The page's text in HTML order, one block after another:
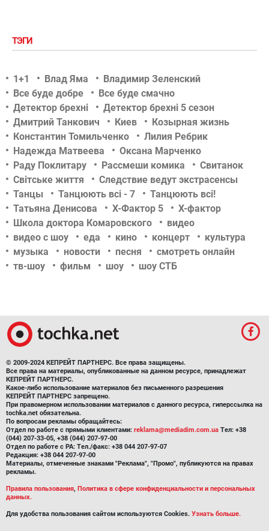
ТЭГИ
1+1 Влад Яма
Владимир Зеленский
Все буде добре
Все буде смачно
Детектор брехні
Детектор брехні 5 сезон
Дмитрий Танкович
Киев
Козырная жизнь
Константин Томильченко
Лилия Ребрик
Надежда Матвеева
Оксана Марченко
Раду Поклитару
Рассмеши комика
Свитанок
Світське життя
Следствие ведут экстрасенсы
Танцы
Танцюють всі - 7
Танцюють всі!
Татьяна Денисова
Х-Фактор 5
Х-фактор
Школа доктора Комаровского
видео
видео с шоу
еда кино концерт
культура
музыка
новости песня
смотреть онлайн
тв-шоу
фильм шоу шоу СТБ
© 2009-2024 КЕПРЕЙТ ПАРТНЕРС. Все права защищены.
Все права на материалы, опубликованные на данном ресурсе, принадлежат
КЕПРЕЙТ ПАРТНЕРС.
Какое-либо использование материалов без письменного разрешения
КЕПРЕЙТ ПАРТНЕРС запрещено.
При правомерном использовании материалов с данного ресурса, гиперссылка на
tochka.net обязательна.
По вопросам рекламы обращайтесь:
Отдел по работе с прямыми клиентами: reklama@mediadim.com.ua Тел: +38
(044) 207-33-05, +38 (044) 207-97-00
Отдел по работе с РА: Тел./факс: +38 044 207-97-07
Редакция: +38 044 207-97-00
Материалы, отмеченные знаками "Реклама", "Промо", публикуются на правах
рекламы.
Правила пользования, Политика в сфере конфиденциальности и персональных
данных.
Для удобства пользования сайтом используются Cookies. Узнать больше.